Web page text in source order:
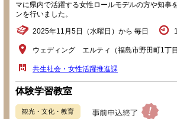
マに県内で活躍する女性ロールモデルの方や知事
ンを行いました。
2025年11月5日（水曜日）から 毎日
ウェディング エルティ（福島市野田町1丁目
共生社会・女性活躍推進課
体験学習教室
観光・文化・教育